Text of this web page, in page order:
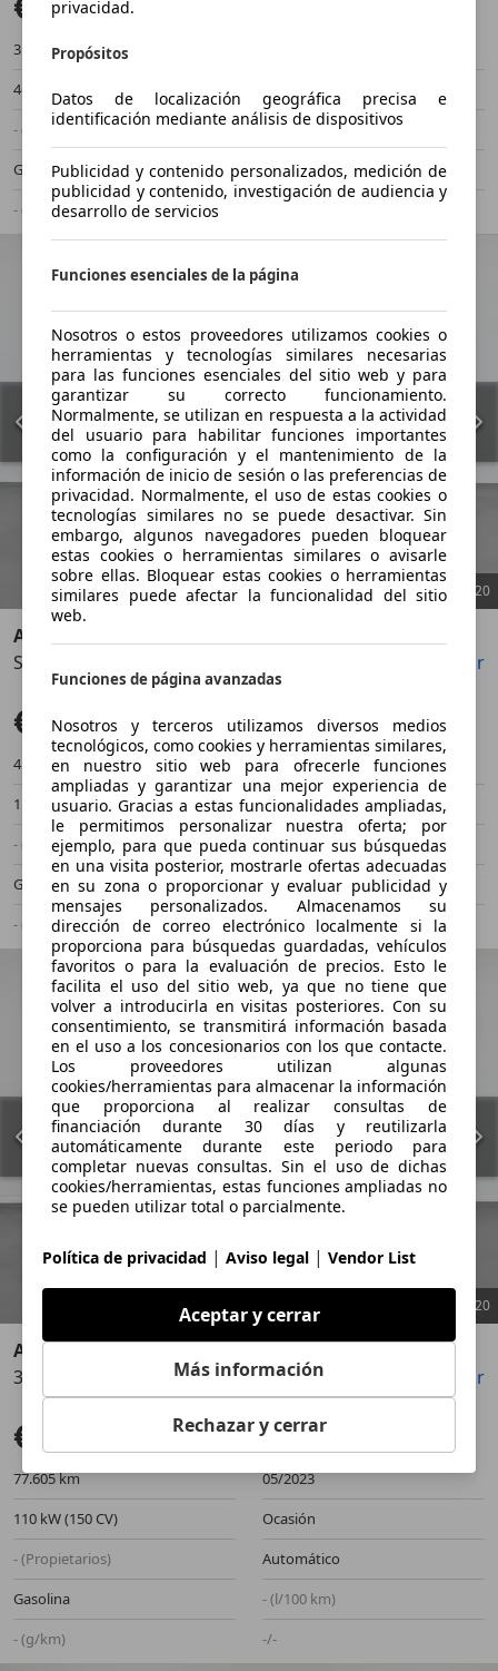
3.011 km
463 kW (630 CV)
Demostración
- (Propietarios)
Automático
Gasolina
- (l/100 km)
- (g/km)
Anterior
20
Audi A3
Sportback TFSI Black line edition S tronic 110kW Compartir
€ 42.900 Sin comparación
4.900 km
01/2026
110 kW (150 CV)
Demostración
- (Propietarios)
Automático
Gasolina
- (l/100 km)
- (g/km)
-/-
Anterior
20
Audi Q3
35 TFSI Advanced S tronic
Guardar Compartir
€ 28.900 Súper oferta
77.605 km
05/2023
110 kW (150 CV)
Ocasión
- (Propietarios)
Automático
Gasolina
- (l/100 km)
- (g/km)
-/-
privacidad.
Propósitos
Datos de localización geográfica precisa e
identificación mediante análisis de dispositivos
Publicidad y contenido personalizados, medición de
publicidad y contenido, investigación de audiencia y
desarrollo de servicios
Funciones esenciales de la página
Nosotros o estos proveedores utilizamos cookies o
herramientas y tecnologías similares necesarias
para las funciones esenciales del sitio web y para
garantizar su correcto funcionamiento.
Normalmente, se utilizan en respuesta a la actividad
del usuario para habilitar funciones importantes
como la configuración y el mantenimiento de la
información de inicio de sesión o las preferencias de
privacidad. Normalmente, el uso de estas cookies o
tecnologías similares no se puede desactivar. Sin
embargo, algunos navegadores pueden bloquear
estas cookies o herramientas similares o avisarle
sobre ellas. Bloquear estas cookies o herramientas
similares puede afectar la funcionalidad del sitio
web.
Funciones de página avanzadas
Nosotros y terceros utilizamos diversos medios
tecnológicos, como cookies y herramientas similares,
en nuestro sitio web para ofrecerle funciones
ampliadas y garantizar una mejor experiencia de
usuario. Gracias a estas funcionalidades ampliadas,
le permitimos personalizar nuestra oferta; por
ejemplo, para que pueda continuar sus búsquedas
en una visita posterior, mostrarle ofertas adecuadas
en su zona o proporcionar y evaluar publicidad y
mensajes personalizados. Almacenamos su
dirección de correo electrónico localmente si la
proporciona para búsquedas guardadas, vehículos
favoritos o para la evaluación de precios. Esto le
facilita el uso del sitio web, ya que no tiene que
volver a introducirla en visitas posteriores. Con su
consentimiento, se transmitirá información basada
en el uso a los concesionarios con los que contacte.
Los proveedores utilizan algunas
cookies/herramientas para almacenar la información
que proporciona al realizar consultas de
financiación durante 30 días y reutilizarla
automáticamente durante este periodo para
completar nuevas consultas. Sin el uso de dichas
cookies/herramientas, estas funciones ampliadas no
se pueden utilizar total o parcialmente.
Política de privacidad | Aviso legal | Vendor List
Aceptar y cerrar
Más información
Rechazar y cerrar